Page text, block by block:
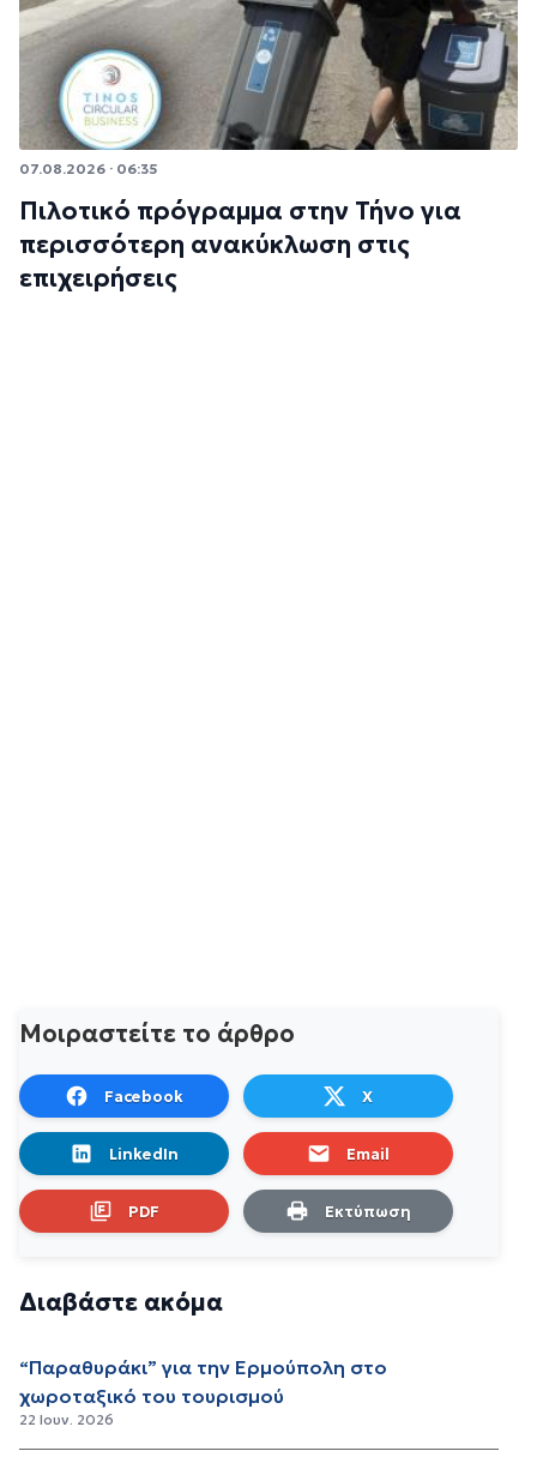
07.08.2026 · 06:35
Πιλοτικό πρόγραμμα στην Τήνο για
περισσότερη ανακύκλωση στις
επιχειρήσεις
Μοιραστείτε το άρθρο
Facebook X
LinkedIn Email
PDF Εκτύπωση
Διαβάστε ακόμα
“Παραθυράκι” για την Ερμούπολη στο
χωροταξικό του τουρισμού
22 Ιουν. 2026